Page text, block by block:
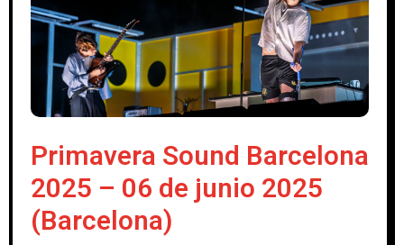
Primavera Sound Barcelona
2025 – 06 de junio 2025
(Barcelona)